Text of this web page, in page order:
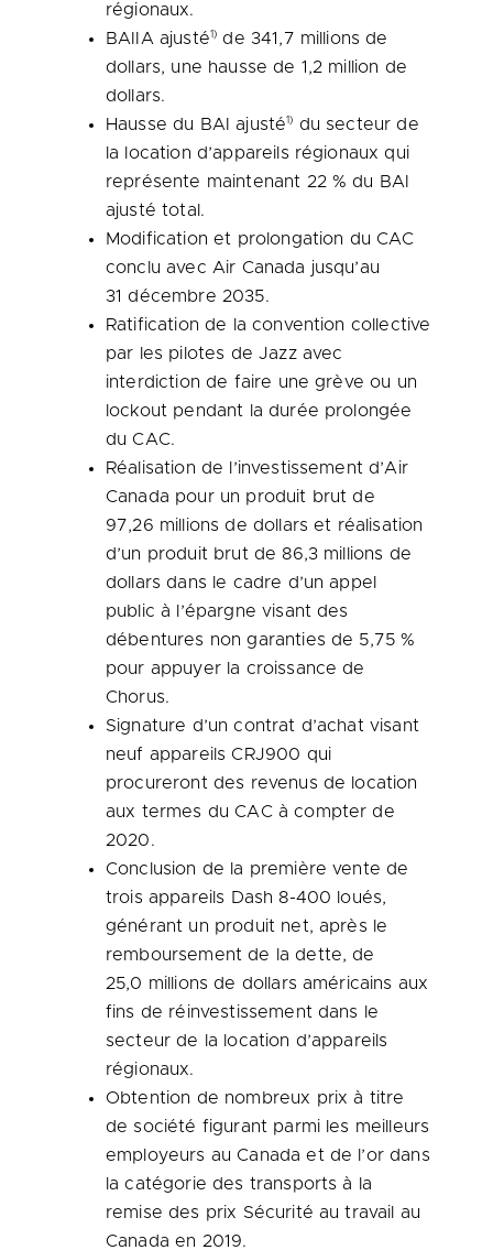
régionaux.
BAIIA ajusté1) de 341,7 millions de
dollars, une hausse de 1,2 million de
dollars.
Hausse du BAI ajusté1) du secteur de
la location d’appareils régionaux qui
représente maintenant 22 % du BAI
ajusté total.
Modification et prolongation du CAC
conclu avec Air Canada jusqu’au
31 décembre 2035.
Ratification de la convention collective
par les pilotes de Jazz avec
interdiction de faire une grève ou un
lockout pendant la durée prolongée
du CAC.
Réalisation de l’investissement d’Air
Canada pour un produit brut de
97,26 millions de dollars et réalisation
d’un produit brut de 86,3 millions de
dollars dans le cadre d’un appel
public à l’épargne visant des
débentures non garanties de 5,75 %
pour appuyer la croissance de
Chorus.
Signature d’un contrat d’achat visant
neuf appareils CRJ900 qui
procureront des revenus de location
aux termes du CAC à compter de
2020.
Conclusion de la première vente de
trois appareils Dash 8-400 loués,
générant un produit net, après le
remboursement de la dette, de
25,0 millions de dollars américains aux
fins de réinvestissement dans le
secteur de la location d’appareils
régionaux.
Obtention de nombreux prix à titre
de société figurant parmi les meilleurs
employeurs auCanada et de l’or dans
la catégorie des transports à la
remise des prix Sécurité au travail au
Canada en 2019.